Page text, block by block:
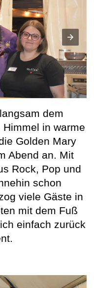
dem
in warme
Golden Mary
Abend an. Mit
Rock, Pop und
schon
viele Gäste in
mit dem Fuß
einfach zurück